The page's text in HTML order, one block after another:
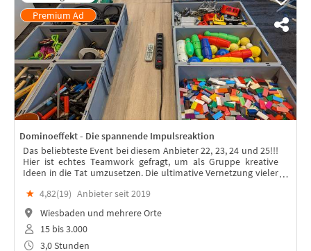
Dominoeffekt - Die spannende Impulsreaktion
Das beliebteste Event bei diesem Anbieter 22, 23, 24 und 25!!!
Hier ist echtes Teamwork gefragt, um als Gruppe kreative
Ideen in die Tat umzusetzen. Die ultimative Vernetzung vieler
Dein Team.
★ 4,82(19) Anbieter seit 2019
Wiesbaden und mehrere Orte
15 bis 3.000
3,0 Stunden